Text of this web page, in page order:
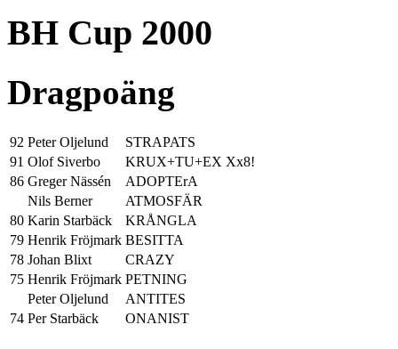
BH Cup 2000
Dragpoäng
92 Peter Oljelund
STRAPATS
91 Olof Siverbo
KRUX+TU+EX Xx8!
86 Greger Nässén
ADOPTErA
Nils Berner
ATMOSFÄR
80 Karin Starbäck
KRÅNGLA
79 Henrik Fröjmark BESITTA
78 Johan Blixt
CRAZY
75 Henrik Fröjmark PETNING
Peter Oljelund
ANTITES
74 Per Starbäck ONANIST